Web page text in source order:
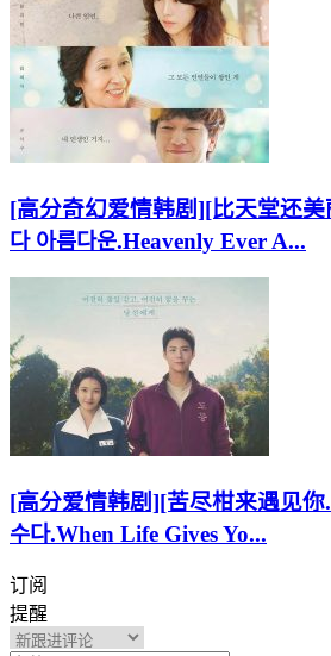
[高分奇幻爱情韩剧][比天堂还美
다 아름다운.Heavenly Ever A...
[高分爱情韩剧][苦尽柑来遇见你
수다.When Life Gives Yo...
订阅
提醒